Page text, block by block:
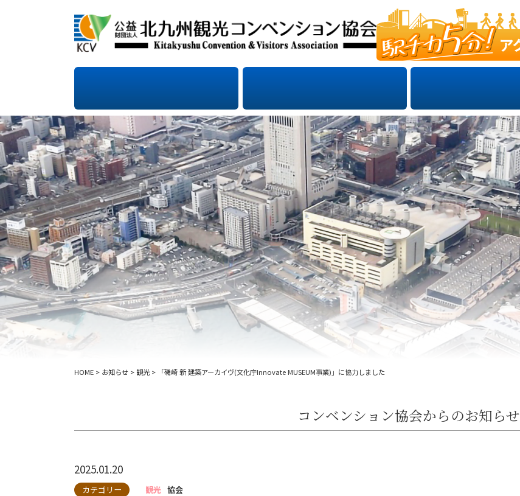
HOME > お知らせ > 観光 > 「磯崎 新 建築アーカイヴ(文化庁Innovate MUSEUM事業)」に協力しました
コンベンション協会からのお知らせ
2025.01.20
カテゴリー 観光 協会